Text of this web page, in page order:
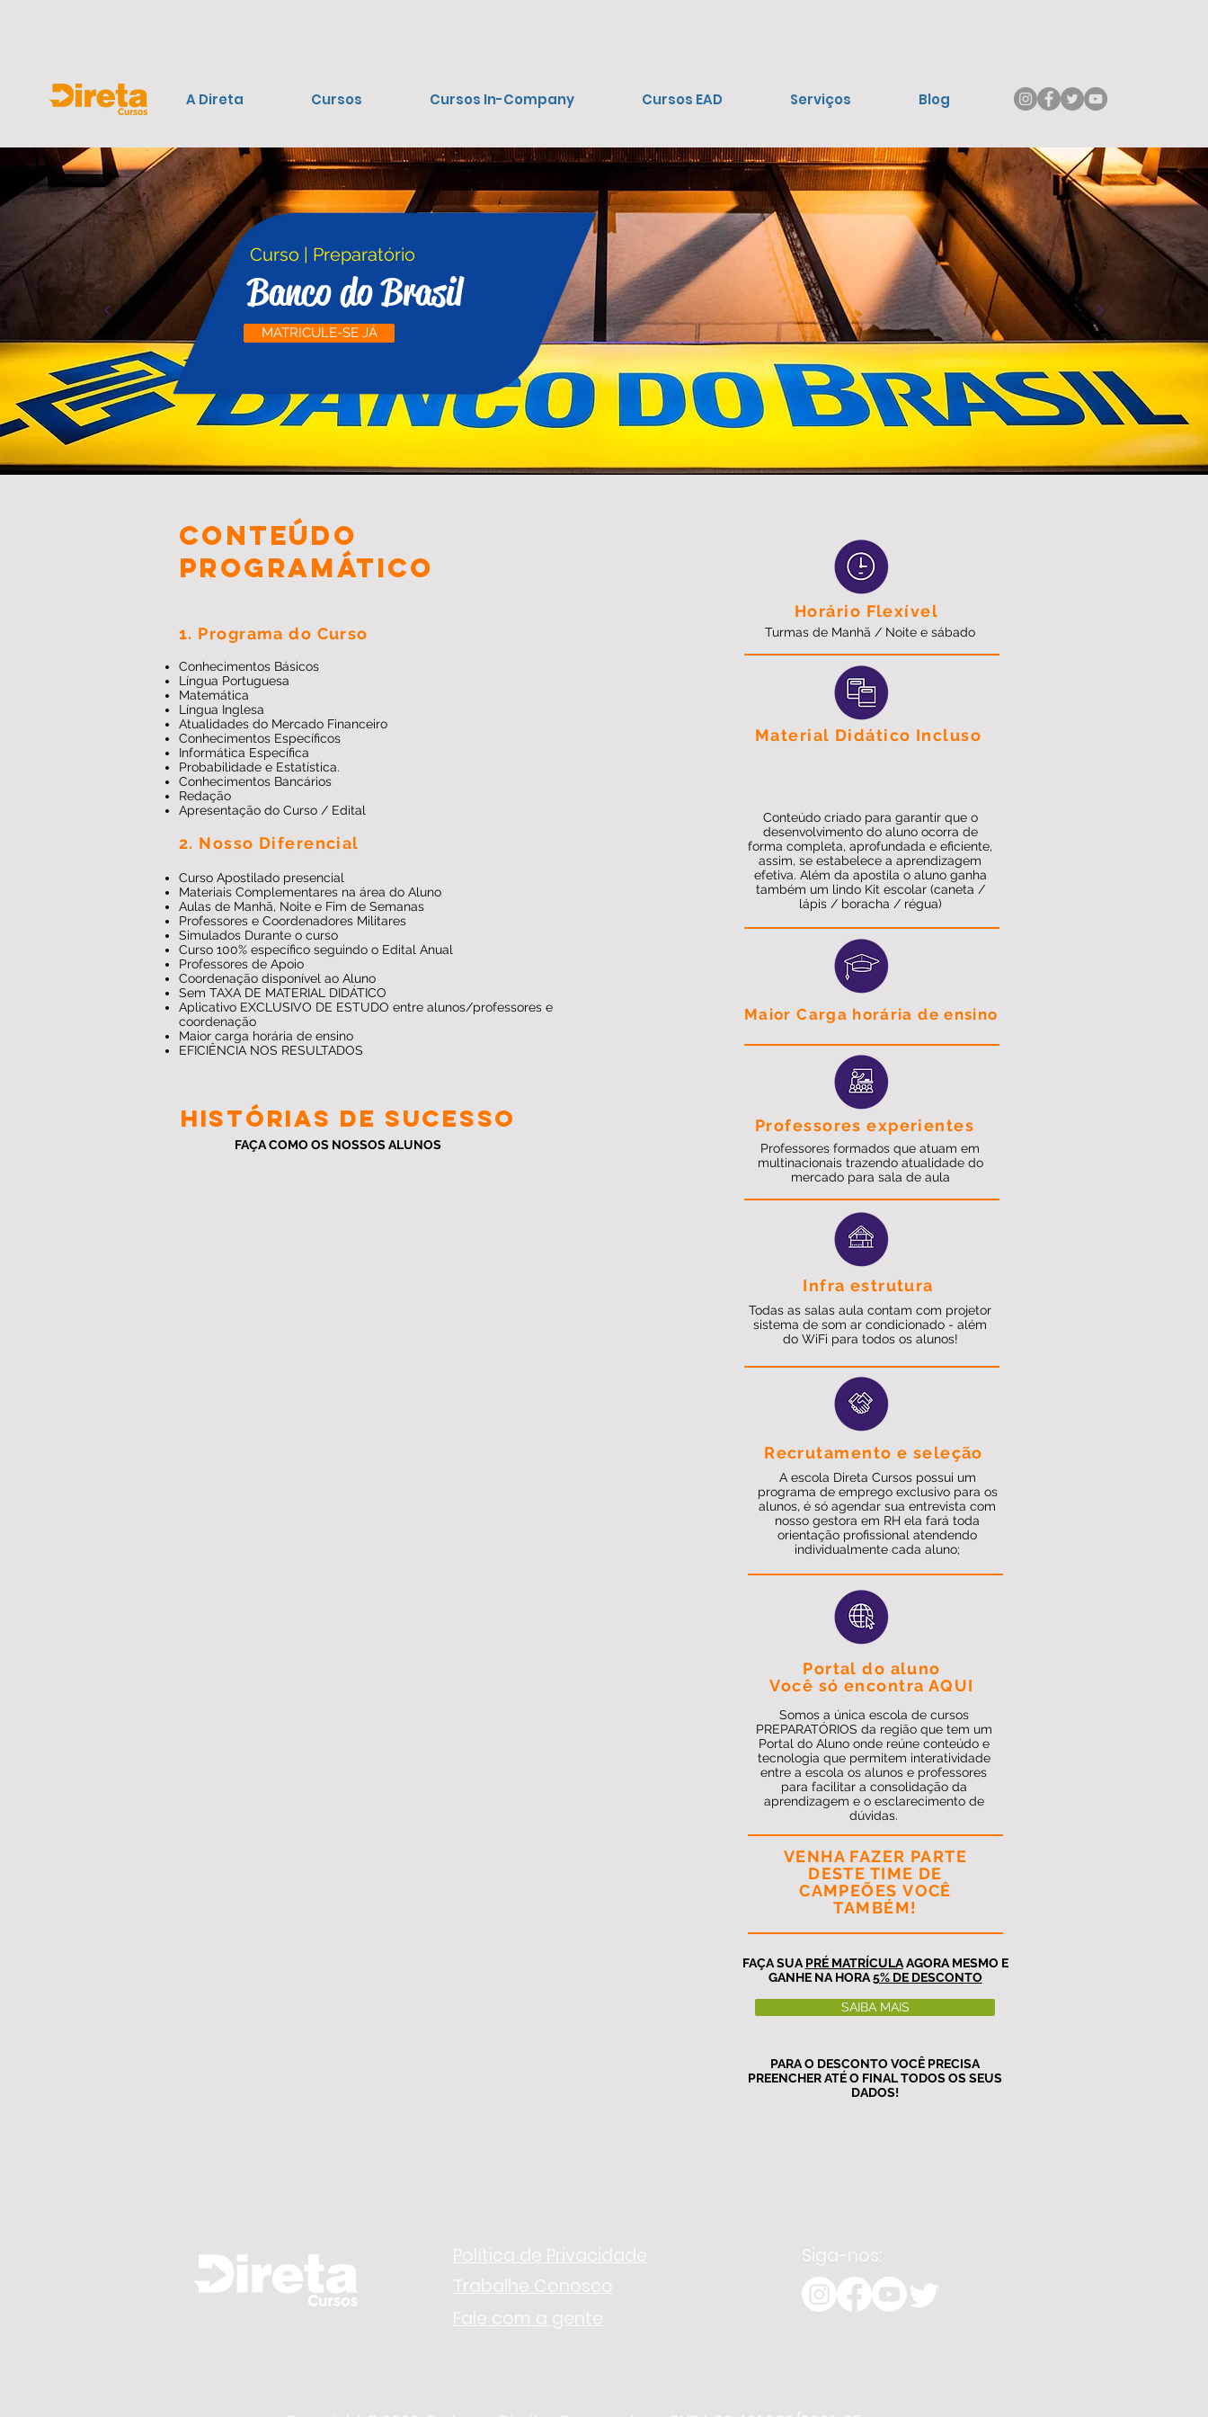
A Direta Cursos Cursos In-Company Cursos EAD Serviços Blog
Banco do Brasil
Curso | Preparatório
MATRICULE-SE JÁ
CONTEÚDO
PROGRAMÁTICO
Horário Flexível
1. Programa do Curso
Turmas de Manhã / Noite e sábado
Conhecimentos Básicos
Língua Portuguesa
Matemática
Língua Inglesa
Atualidades do Mercado Financeiro
Conhecimentos Específicos
Informática Específica
Probabilidade e Estatística.
Conhecimentos Bancários
Redação
Apresentação do Curso / Edital
2. Nosso Diferencial
Curso Apostilado presencial
Materiais Complementares na área do Aluno
Aulas de Manhã, Noite e Fim de Semanas
Professores e Coordenadores Militares
Simulados Durante o curso
Curso 100% específico seguindo o Edital Anual
Professores de Apoio
Coordenação disponível ao Aluno
Sem TAXA DE MATERIAL DIDÁTICO
Aplicativo EXCLUSIVO DE ESTUDO entre alunos/professores e
coordenação
Maior carga horária de ensino
EFICIÊNCIA NOS RESULTADOS
HISTÓRIAS DE SUCESSO
FAÇA COMO OS NOSSOS ALUNOS
Material Didático Incluso
Conteúdo criado para garantir que o
desenvolvimento do aluno ocorra de
forma completa, aprofundada e eficiente,
assim, se estabelece a aprendizagem
efetiva. Além da apostila o aluno ganha
também um lindo Kit escolar (caneta /
lápis / boracha / régua)
Maior Carga horária de ensino
Professores experientes
Professores formados que atuam em
multinacionais trazendo atualidade do
mercado para sala de aula
Infra estrutura
Todas as salas aula contam com projetor
sistema de som ar condicionado - além
do WiFi para todos os alunos!
Recrutamento e seleção
A escola Direta Cursos possui um
programa de emprego exclusivo para os
alunos, é só agendar sua entrevista com
nosso gestora em RH ela fará toda
orientação profissional atendendo
individualmente cada aluno;
Portal do aluno
Você só encontra AQUI
Somos a única escola de cursos
PREPARATÓRIOS da região que tem um
Portal do Aluno onde reúne conteúdo e
tecnologia que permitem interatividade
entre a escola os alunos e professores
para facilitar a consolidação da
aprendizagem e o esclarecimento de
dúvidas.
VENHA FAZER PARTE
DESTE TIME DE
CAMPEÕES VOCÊ
TAMBÉM!
FAÇA SUA PRÉ MATRÍCULAAGORA MESMO E
GANHE NA HORA5% DE DESCONTO
SAIBA MAIS
PARA O DESCONTO VOCÊ PRECISA
PREENCHER ATÉ O FINAL TODOS OS SEUS
DADOS!